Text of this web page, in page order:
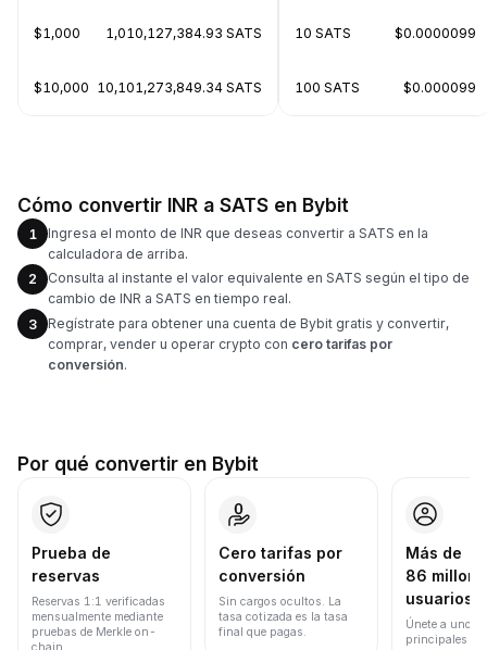
$1,000 1,010,127,384.93 SATS
$10,000 10,101,273,849.34 SATS
10 SATS $0.0000099
100 SATS $0.000099
Cómo convertir INR a SATS en Bybit
1
Ingresa el monto de INR que deseas convertir a SATS en la
calculadora de arriba.
2
Consulta al instante el valor equivalente en SATS según el tipo de
cambio de INR a SATS en tiempo real.
3
Regístrate para obtener una cuenta de Bybit gratis y convertir,
comprar, vender u operar crypto con cero tarifas por
conversión.
Por qué convertir en Bybit
Prueba de
reservas
Reservas 1:1 verificadas
mensualmente mediante
pruebas de Merkle on-
chain.
Cero tarifas por
conversión
Sin cargos ocultos. La
tasa cotizada es la tasa
final que pagas.
Más de
86
usuarios
Únete a uno
principales